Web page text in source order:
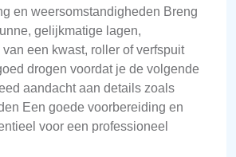
en weersomstandigheden Breng
gelijkmatige lagen,
een kwast, roller of verfspuit
drogen voordat je de volgende
aandacht aan details zoals
Een goede voorbereiding en
voor een professioneel